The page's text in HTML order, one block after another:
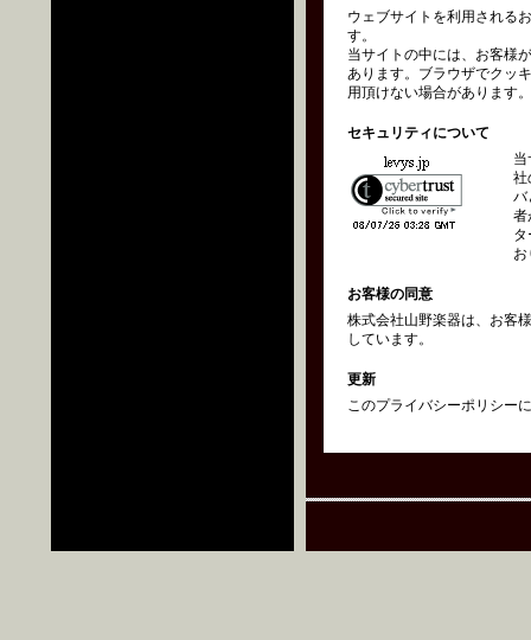
ウェブサイトを利用される
す。
当サイトの中には、お客様
あります。ブラウザでクッ
用頂けない場合があります。
セキュリティについて
社
バ
者
お客様の同意
株式会社山野楽器は、お客
しています。
更新
このプライバシーポリシー